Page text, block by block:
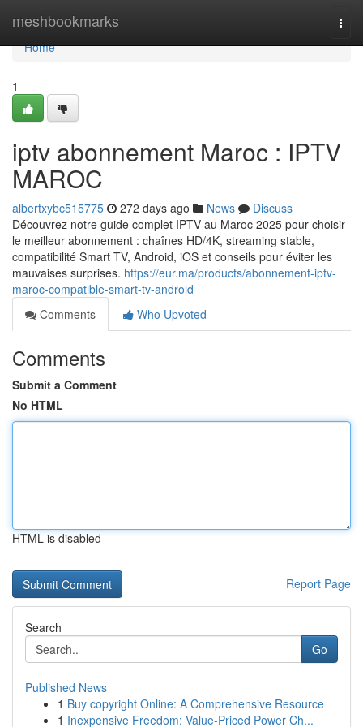
meshbookmarks
Home
Home
1
iptv abonnement Maroc : IPTV
MAROC
albertxybc515775 272 days ago News
Discuss
Découvrez notre guide complet IPTV au Maroc 2025 pour choisir
le meilleur abonnement : chaînes HD/4K, streaming stable,
compatibilité Smart TV, Android, iOS et conseils pour éviter les
mauvaises surprises. https://eur.ma/products/abonnement-iptv-
maroc-compatible-smart-tv-android
Comments
Who Upvoted
Comments
Submit a Comment
No HTML
HTML is disabled
Report Page
Search
Go
Published News
1 Buy copyright Online: A Comprehensive Resource
1 Inexpensive Freedom: Value-Priced Power Ch...